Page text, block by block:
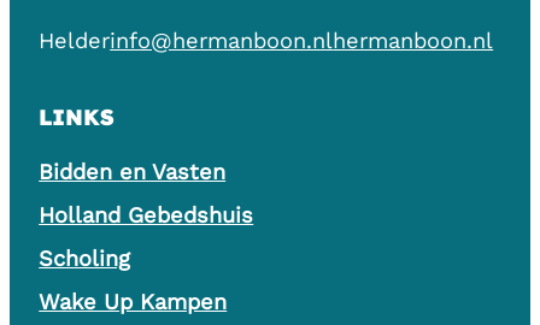
Helderinfo@hermanboon.nlhermanboon.nl
LINKS
Bidden en Vasten
Holland Gebedshuis
Scholing
Wake Up Kampen